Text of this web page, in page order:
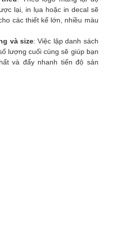
lại, in lụa hoặc in decal sẽ
các thiết kế lớn, nhiều màu
và size: Việc lập danh sách
lượng cuối cùng sẽ giúp bạn
và đẩy nhanh tiến độ sản